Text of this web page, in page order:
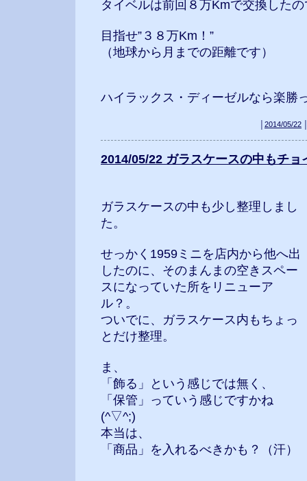
タイベルは前回８万Kmで交換した
目指せ”３８万Km！”
（地球から月までの距離です）
ハイラックス・ディーゼルなら楽勝
2014/05/22
2014/05/22 ガラスケースの中もチ
ガラスケースの中も少し整理しまし
た。
せっかく1959ミニを店内から他へ出
したのに、そのまんまの空きスペー
スになっていた所をリニューア
ル？。
ついでに、ガラスケース内もちょっ
とだけ整理。
ま、
「飾る」という感じでは無く、
「保管」っていう感じですかね
(^▽^;)
本当は、
「商品」を入れるべきかも？（汗）